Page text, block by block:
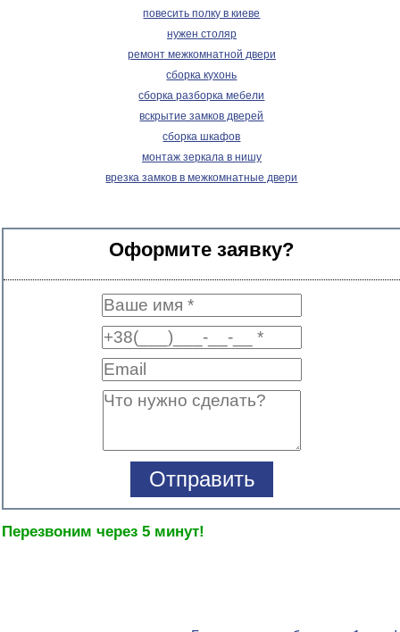
повесить полку в киеве
нужен столяр
ремонт межкомнатной двери
сборка кухонь
сборка разборка мебели
вскрытие замков дверей
сборка шкафов
монтаж зеркала в нишу
врезка замков в межкомнатные двери
Оформите заявку?
Перезвоним через 5 минут!